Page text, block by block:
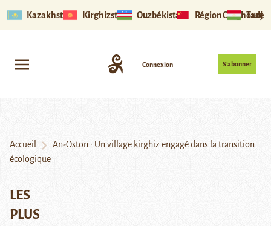
Kazakhstan Kirghizstan Ouzbékistan Région Ouïghoure
S’abonner
Connexion
Accueil
An-Oston : Un village kirghiz engagé dans la transition
écologique
LES
PLUS